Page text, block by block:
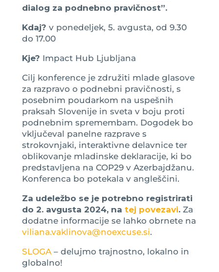
dialog za podnebno pravičnost”.
Kdaj? v ponedeljek, 5. avgusta, od 9.30
do 17.00
Kje? Impact Hub Ljubljana
Cilj konference je združiti mlade glasove
za razpravo o podnebni pravičnosti, s
posebnim poudarkom na uspešnih
praksah Slovenije in sveta v boju proti
podnebnim spremembam. Dogodek bo
vključeval panelne razprave s
strokovnjaki, interaktivne delavnice ter
oblikovanje mladinske deklaracije, ki bo
predstavljena na COP29 v Azerbajdžanu.
Konferenca bo potekala v angleščini.
Za udeležbo se je potrebno registrirati
do 2. avgusta 2024, na tej povezavi.Za
dodatne informacije se lahko obrnete na
viliana.vaklinova@noexcuse.si.
SLOGA– delujmo trajnostno, lokalno in
globalno!